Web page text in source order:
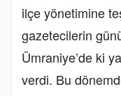
ilçe yönetimine
gazetecilerin
Ümraniye’de ki
verdi. Bu